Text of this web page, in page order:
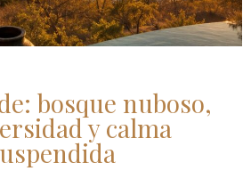
bosque nuboso,
y calma